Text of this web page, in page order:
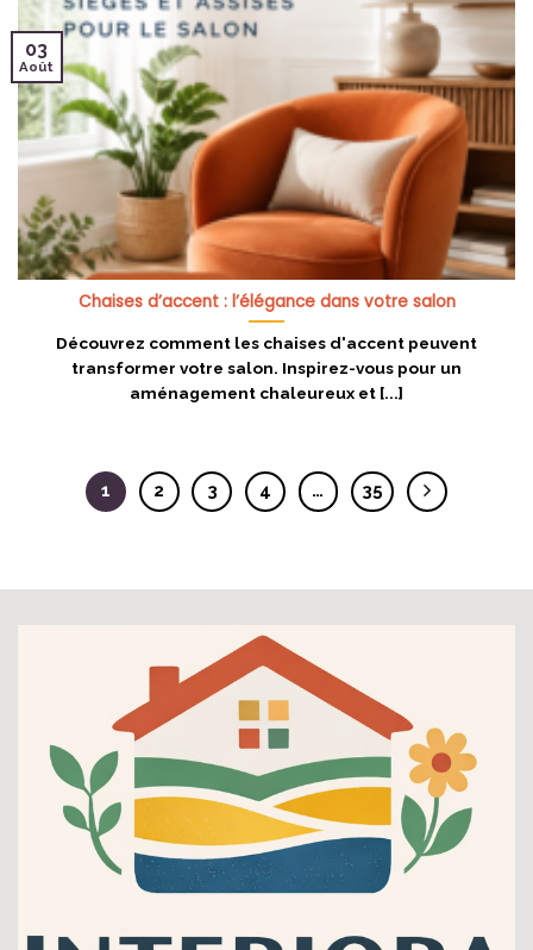
Chaises d’accent : l’élégance dans votre salon
Découvrez comment les chaises d'accent peuvent
transformer votre salon. Inspirez-vous pour un
aménagement chaleureux et [...]
03
Août
1 2 3 4 … 35